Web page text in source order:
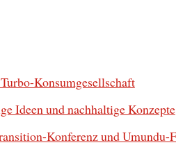
Konsumgesellschaft
Ideen und nachhaltige Konzepte
Konferenz und Umundu-